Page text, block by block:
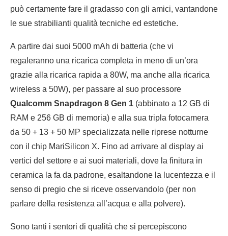
può certamente fare il gradasso con gli amici, vantandone
le sue strabilianti qualità tecniche ed estetiche.
A partire dai suoi 5000 mAh di batteria (che vi
regaleranno una ricarica completa in meno di un’ora
grazie alla ricarica rapida a 80W, ma anche alla ricarica
wireless a 50W), per passare al suo processore
Qualcomm Snapdragon 8 Gen 1 (abbinato a 12 GB di
RAM e 256 GB di memoria) e alla sua tripla fotocamera
da 50 + 13 + 50 MP specializzata nelle riprese notturne
con il chip MariSilicon X. Fino ad arrivare al display ai
vertici del settore e ai suoi materiali, dove la finitura in
ceramica la fa da padrone, esaltandone la lucentezza e il
senso di pregio che si riceve osservandolo (per non
parlare della resistenza all’acqua e alla polvere).
Sono tanti i sentori di qualità che si percepiscono